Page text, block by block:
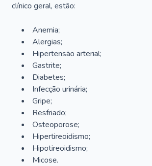
clínico geral, estão:
Anemia;
Alergias;
Hipertensão arterial;
Gastrite;
Diabetes;
Infecção urinária;
Gripe;
Resfriado;
Osteoporose;
Hipertireoidismo;
Hipotireoidismo;
Micose.